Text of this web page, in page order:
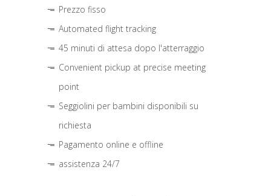
Prezzo fisso
Automated flight tracking
45 minuti di attesa dopo l'atterraggio
Convenient pickup at precise meeting
point
Seggiolini per bambini disponibili su
richiesta
Pagamento online e offline
assistenza 24/7